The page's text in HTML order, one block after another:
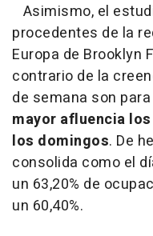
Asimismo, el
procedentes de la
Europa de Brooklyn
contrario de la
de semana son
mayor afluencia
los domingos. De
consolida como el
un 63,20% de
un 60,40%.